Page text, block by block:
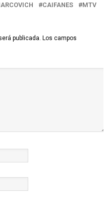
CAIFANES
MTV
publicada. Los campos